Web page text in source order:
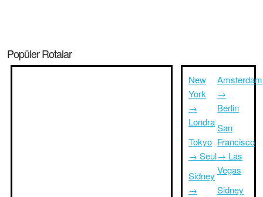
Popüler Rotalar
New
York
→
Londra
Tokyo
→ Seul
Sidney
→
Amsterdam
→
Berlin
San
Francisco
→ Las
Vegas
Sidney